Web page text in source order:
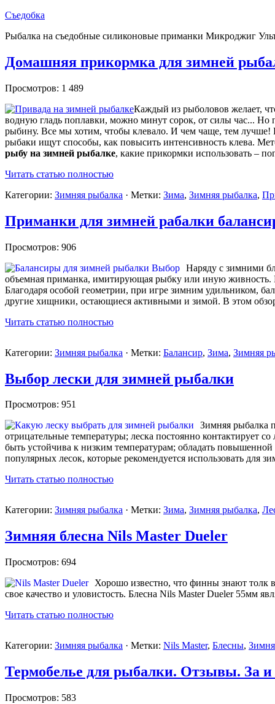
Съедобка
Рыбалка на съедобные силиконовые приманки Микроджиг
Домашняя прикормка для зимней
Просмотров: 1 489
Каждый из рыболовов желает,
водную гладь поплавки, можно минут сорок, от силы час... Но
рыбину. Все мы хотим, чтобы клевало. И чем чаще, тем лучше!
рыбаки ищут способы, как повысить интенсивность клева.
рыбу на зимней рыбалке, какие прикормки использовать –
Читать статью полностью
Категории: Зимняя рыбалка · Метки: Зима, Зимняя рыбалка,
Приманки для зимней рабалки
Просмотров: 906
Наряду с зимними
объемная приманка, имитирующая рыбку или иную живность.
Благодаря особой геометрии, при игре зимним удильником,
другие хищники, остающиеся активными и зимой. В этом
Читать статью полностью
Категории: Зимняя рыбалка · Метки: Балансир, Зима, Зимняя
Выбор лески для зимней рыбалки
Просмотров: 951
Зимняя рыбалка
отрицательные температуры; леска постоянно контактирует
быть устойчива к низким температурам; обладать
популярных лесок, которые рекомендуется использовать для
Читать статью полностью
Категории: Зимняя рыбалка · Метки: Зима, Зимняя рыбалка,
Зимняя блесна Nils Master Dueler
Просмотров: 694
Хорошо известно, что финны знают толк
свое качество и уловистость. Блесна Nils Master Dueler 55мм
Читать статью полностью
Категории: Зимняя рыбалка · Метки: Nils Master, Блесны,
Термобелье для рыбалки. Отзывы. За и
Просмотров: 583